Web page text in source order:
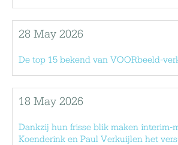
28 May 2026
De top 15 bekend van VOORbeeld-
18 May 2026
Dankzij hun frisse blik maken interim-
Koenderink en Paul Verkuijlen het